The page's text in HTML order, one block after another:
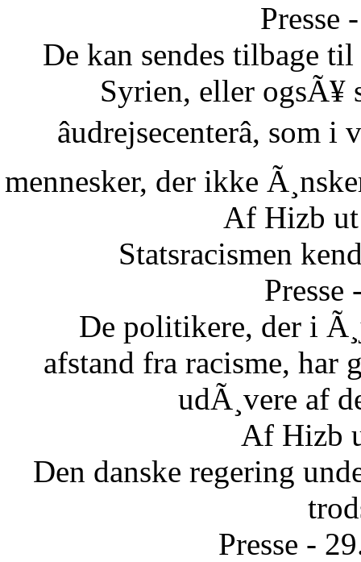
Presse
De kan sendes tilbage
Syrien, eller ogsÃ¥
âudrejsecenterâ,
mennesker, der ikke
Af Hizb
Statsracismen
De politikere, der i
afstand fra racisme, har
udÃ¸vere af
Af Hizb
Den danske regering
Presse -